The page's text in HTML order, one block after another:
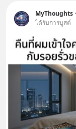
MyThoughts
ได้รับการบูสต์